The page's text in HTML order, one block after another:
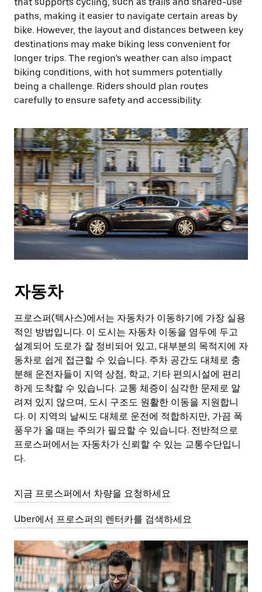
paths, making it easier to navigate certain areas by
bike. However, the layout and distances between key
destinations may make biking less convenient for
longer trips. The region’s weather can also impact
biking conditions, with hot summers potentially
being a challenge. Riders should plan routes
carefully to ensure safety and accessibility.
자동차
프로스퍼(텍사스)에서는 자동차가 이동하기에 가장 실용
적인 방법입니다. 이 도시는 자동차 이동을 염두에 두고
설계되어 도로가 잘 정비되어 있고, 대부분의 목적지에 자
동차로 쉽게 접근할 수 있습니다. 주차 공간도 대체로 충
분해 운전자들이 지역 상점, 학교, 기타 편의시설에 편리
하게 도착할 수 있습니다. 교통 체증이 심각한 문제로 알
려져 있지 않으며, 도시 구조도 원활한 이동을 지원합니
다. 이 지역의 날씨도 대체로 운전에 적합하지만, 가끔 폭
풍우가 올 때는 주의가 필요할 수 있습니다. 전반적으로
프로스퍼에서는 자동차가 신뢰할 수 있는 교통수단입니
다.
지금 프로스퍼에서 차량을 요청하세요
Uber에서 프로스퍼의 렌터카를 검색하세요